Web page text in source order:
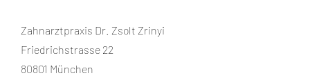
Zahnarztpraxis Dr. Zsolt Zrinyi
Friedrichstrasse 22
80801 München